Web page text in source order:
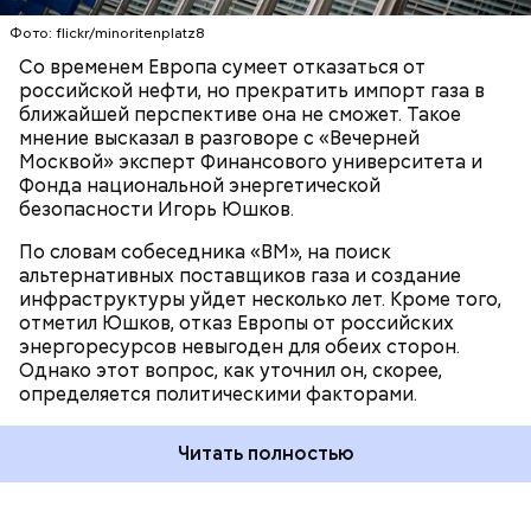
Фото: flickr/minoritenplatz8
Со временем Европа сумеет отказаться от
российской нефти, но прекратить импорт газа в
ближайшей перспективе она не сможет. Такое
мнение высказал в разговоре с «Вечерней
Москвой» эксперт Финансового университета и
Фонда национальной энергетической
безопасности Игорь Юшков.
По словам собеседника «ВМ», на поиск
альтернативных поставщиков газа и создание
инфраструктуры уйдет несколько лет. Кроме того,
отметил Юшков, отказ Европы от российских
энергоресурсов невыгоден для обеих сторон.
Однако этот вопрос, как уточнил он, скорее,
определяется политическими факторами.
Читать полностью
РОССИЯ ЭНЕРГЕТИКА ЕВРОПА
В поручении значится, что будут рассмотрены
части, которые касаются исключения данных
организаций из перечня. Президент отметил, что
об изменении закона.